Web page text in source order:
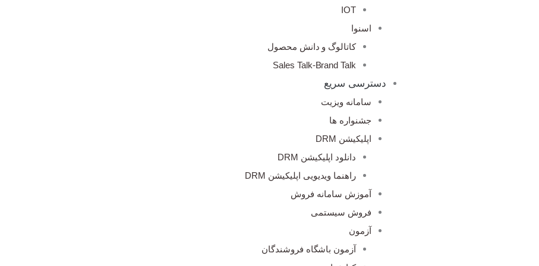
IOT
اسنوا
کاتالوگ و دانش محصول
Sales Talk-Brand Talk
دسترسی سریع
سامانه ویزیت
جشنواره ها
اپلیکیشن DRM
دانلود اپلیکیشن DRM
راهنما ویدیویی اپلیکیشن DRM
آموزش سامانه فروش
فروش سیستمی
آزمون
آزمون باشگاه فروشندگان